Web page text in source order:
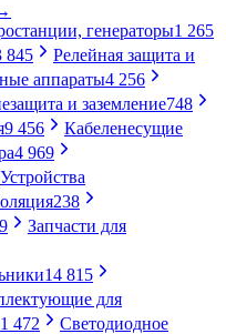
генераторы1 265
845
Релейная защита и
аппараты4 256
и заземление748
9 456
Кабеленесущие
4 969
Устройства
238
Запчасти для
14 815
для
1 472
Светодиодное